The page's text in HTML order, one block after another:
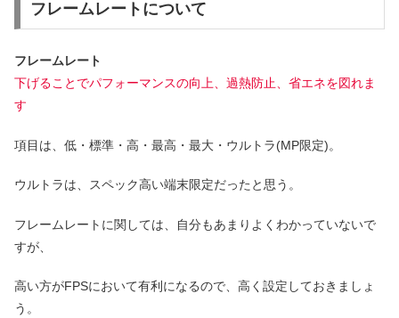
フレームレートについて
フレームレート
下げることでパフォーマンスの向上、過熱防止、省エネを図れま
す
項目は、低・標準・高・最高・最大・ウルトラ(MP限定)。
ウルトラは、スペック高い端末限定だったと思う。
フレームレートに関しては、自分もあまりよくわかっていないで
すが、
高い方がFPSにおいて有利になるので、高く設定しておきましょ
う。